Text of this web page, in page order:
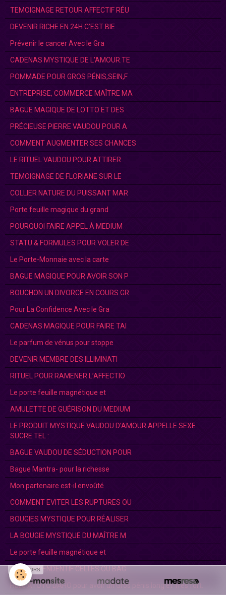
TEMOIGNAGE RETOUR AFFECTIF RÉU
DEVENIR RICHE EN 24H C’EST BIE
Prévenir le cancer Avec le Gra
CADENAS MYSTIQUE DE L'AMOUR.TE
POMMADE POUR GROS PÉNIS,SEIN,F
ENTREPRISE, COMMERCE MAÎTRE MA
BAGUE MAGIQUE DE LOTTO ET DES
PRÉCIEUSE PIERRE VAUDOU POUR A
COMMENT AUGMENTER SES CHANCES
LE RITUEL VAUDOU POUR ATTIRER
TEMOIGNAGE DE FLORIANE SUR LE
COLLIER NATURE DU PUISSANT MAR
Porte feuille magique du grand
POURQUOI FAIRE APPEL À MEDIUM
STATU & FORMULES POUR VOLER DE
Le Porte-Monnaie avec la carte
BAGUE MAGIQUE POUR AVOIR SON P
BOUCHON UN DIVORCE EN COURS GR
Pour La Confidence Avec le Gra
CADENAS MAGIQUE POUR FAIRE TAI
Le parfum de vénus pour stoppe
DEVENIR MEMBRE DES ILLIMINATI
RITUEL POUR RAMENER L’AFFECTIO
Le porte feuille magnétique et
AMULETTE DE GUÉRISON DU MEDIUM
LE PRODUIT MYSTIQUE VAUDOU D’AMOUR APPELLE SEXE
SUCRE.TEL :
BAGUE VAUDOU DE SÉDUCTION POUR
Bague Mantra- pour la richesse
Mon partenaire est-il envoûté
COMMENT EVITER LES RUPTURES OU
BOUGIES MYSTIQUE POUR RÉALISER
LA BOUGIE MYSTIQUE DU MAÎTRE M
Le porte feuille magnétique et
DOUBLE PENDENTIF CELTES OU BAG
Huile ATOTO DAHO pour avoir un Gros pénis long et Trés fort.
SPONSORS